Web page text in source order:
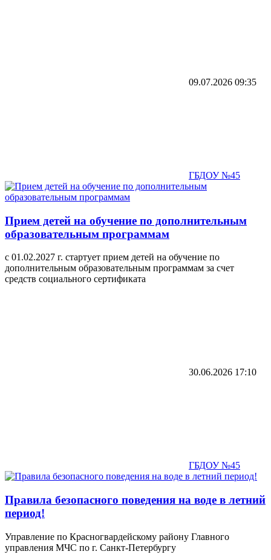
09.07.2026 09:35
ГБДОУ №45
Прием детей на обучение по дополнительным
образовательным программам
с 01.02.2027 г. стартует прием детей на обучение по
дополнительным образовательным программам за счет
средств социального сертификата
30.06.2026 17:10
ГБДОУ №45
Правила безопасного поведения на воде в летний
период!
Управление по Красногвардейскому району Главного
управления МЧС по г. Санкт-Петербургу